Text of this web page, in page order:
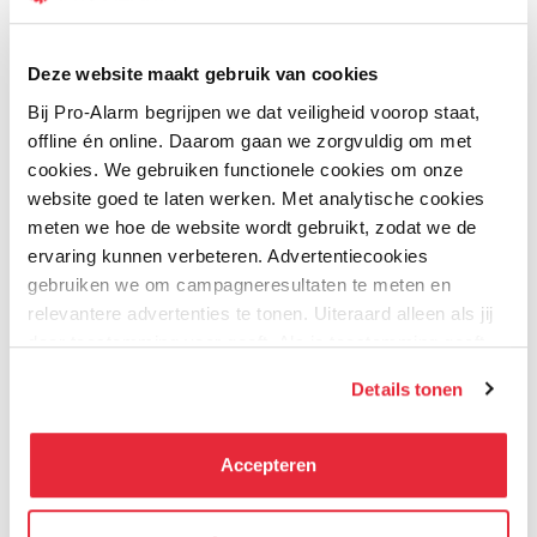
Deze website maakt gebruik van cookies
Bij Pro-Alarm begrijpen we dat veiligheid voorop staat,
offline én online. Daarom gaan we zorgvuldig om met
cookies. We gebruiken functionele cookies om onze
website goed te laten werken. Met analytische cookies
meten we hoe de website wordt gebruikt, zodat we de
ervaring kunnen verbeteren. Advertentiecookies
gebruiken we om campagneresultaten te meten en
relevantere advertenties te tonen. Uiteraard alleen als jij
daar toestemming voor geeft. Als je toestemming geeft,
kunnen deze gegevens combineren met informatie die zij
hebben verzameld via het gebruik van hun diensten. Je
kunt alle cookies accepteren, alleen noodzakelijke
Details tonen
Accepteren
Kwaliteit
Uw naam
Samenvatting
Review
Andere klanten bestelde ook: